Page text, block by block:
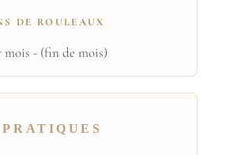
DE ROULEAUX
- (fin de mois)